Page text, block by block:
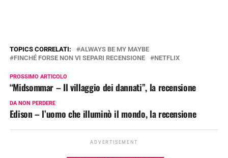
TOPICS CORRELATI:
ALWAYS BE MY MAYBE
FINCHÉ FORSE NON VI SEPARI RECENSIONE
NETFLIX
PROSSIMO ARTICOLO
“Midsommar – Il villaggio dei dannati”, la recensione
DA NON PERDERE
Edison – l’uomo che illuminò il mondo, la recensione
ADVERTISEMENT